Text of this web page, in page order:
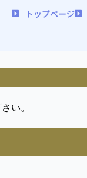
トップページ
い。